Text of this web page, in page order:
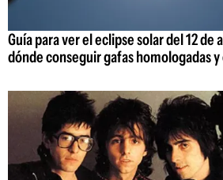
Guía para ver el eclipse solar del 12 de
dónde conseguir gafas homologadas